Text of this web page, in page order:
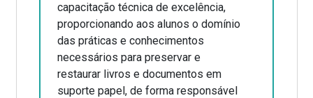
capacitação técnica de excelência,
proporcionando aos alunos o domínio
das práticas e conhecimentos
necessários para preservar e
restaurar livros e documentos em
suporte papel, de forma responsável